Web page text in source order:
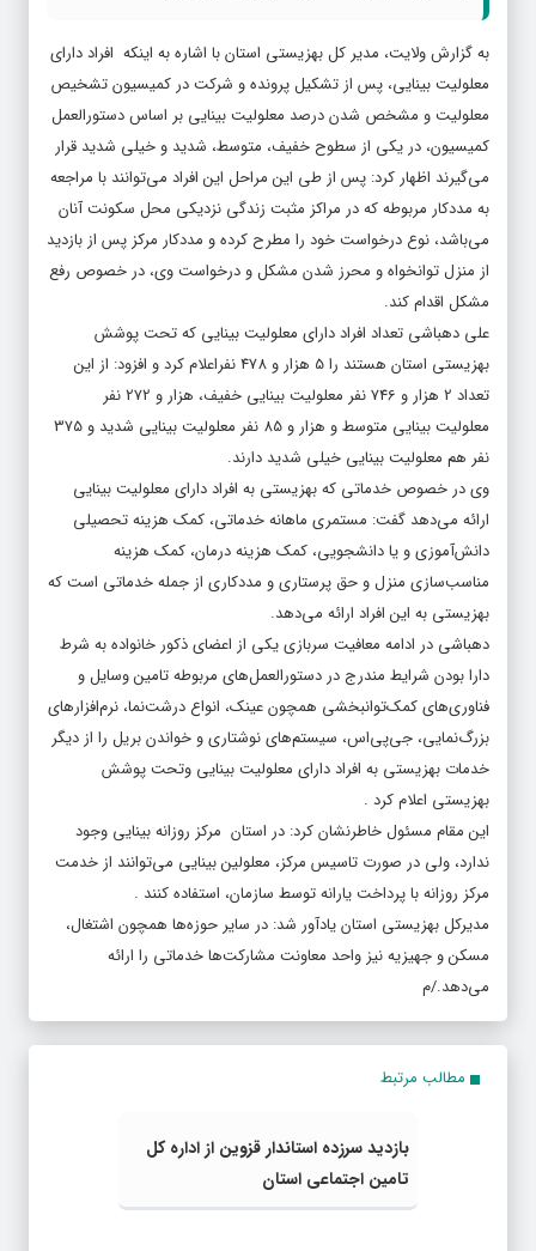
به گزارش ولایت، مدیر کل بهزیستی استان با اشاره به اینکه افراد دارای
معلولیت بینایی، پس از تشکیل پرونده و شرکت در کمیسیون تشخیص
معلولیت و مشخص شدن درصد معلولیت بینایی بر اساس دستورالعمل
کمیسیون، در یکی از سطوح خفیف، متوسط، شدید و خیلی شدید قرار
می‌گیرند اظهار کرد: پس از طی این مراحل این افراد می‌توانند با مراجعه
به مددکار مربوطه که در مراکز مثبت زندگی نزدیکی محل سکونت آنان
می‌باشد، نوع درخواست خود را مطرح کرده و مددکار مرکز پس از بازدید
از منزل توانخواه و محرز شدن مشکل و درخواست وی، در خصوص رفع
مشکل اقدام کند.
علی دهباشی تعداد افراد دارای معلولیت بینایی که تحت پوشش
بهزیستی استان هستند را 5 هزار و 478 نفراعلام کرد و افزود: از این
تعداد 2 هزار و 746 نفر معلولیت بینایی خفیف، هزار و 272 نفر
معلولیت بینایی متوسط و هزار و 85 نفر معلولیت بینایی شدید و 375
نفر هم معلولیت بینایی خیلی شدید دارند.
وی در خصوص خدماتی که بهزیستی به افراد دارای معلولیت بینایی
ارائه می‌دهد گفت: مستمری ماهانه خدماتی، کمک هزینه تحصیلی
دانش‌آموزی و یا دانشجویی، کمک هزینه درمان، کمک هزینه
مناسب‌سازی منزل و حق پرستاری و مددکاری از جمله خدماتی است که
بهزیستی به این افراد ارائه می‌دهد.
دهباشی در ادامه معافیت سربازی یکی از اعضای ذکور خانواده به شرط
دارا بودن شرایط مندرج در دستورالعمل‌های مربوطه تامین وسایل و
فناوری‌های کمک‌توانبخشی همچون عینک، انواع درشت‌نما، نرم‌افزارهای
بزرگ‌نمایی، جی‌پی‌اس، سیستم‌های نوشتاری و خواندن بریل را از دیگر
خدمات بهزیستی به افراد دارای معلولیت بینایی وتحت پوشش
بهزیستی اعلام کرد .
این مقام مسئول خاطرنشان کرد: در استان مرکز روزانه بینایی وجود
ندارد، ولی در صورت تاسیس مرکز، معلولین بینایی می‌توانند از خدمت
مرکز روزانه با پرداخت یارانه توسط سازمان، استفاده کنند .
مدیرکل بهزیستی استان یادآور شد: در سایر حوزه‌ها همچون اشتغال،
مسکن و جهیزیه نیز واحد معاونت مشارکت‌ها خدماتی را ارائه
می‌دهد./م
مطالب مرتبط
بازدید سرزده استاندار قزوین از اداره کل
تامین اجتماعی استان